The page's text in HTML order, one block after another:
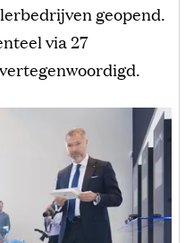
geopend.
via 27